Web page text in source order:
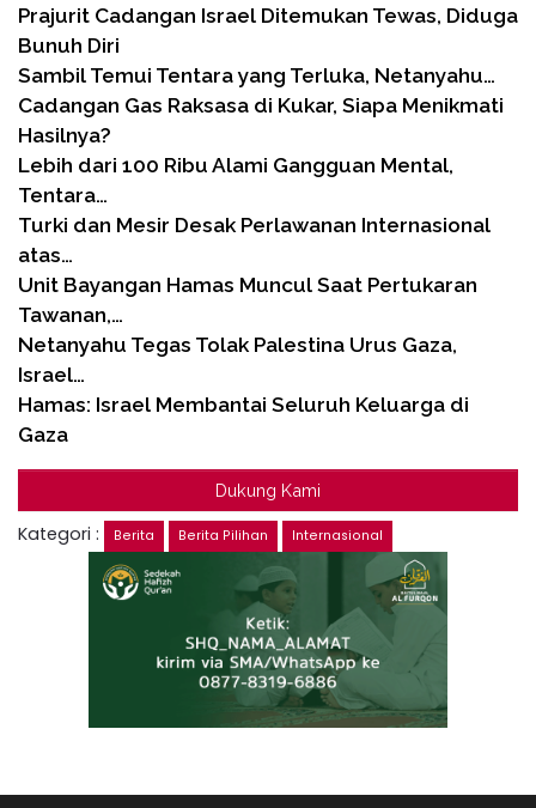
Prajurit Cadangan Israel Ditemukan Tewas, Diduga
Bunuh Diri
Sambil Temui Tentara yang Terluka, Netanyahu…
Cadangan Gas Raksasa di Kukar, Siapa Menikmati
Hasilnya?
Lebih dari 100 Ribu Alami Gangguan Mental,
Tentara…
Turki dan Mesir Desak Perlawanan Internasional
atas…
Unit Bayangan Hamas Muncul Saat Pertukaran
Tawanan,…
Netanyahu Tegas Tolak Palestina Urus Gaza,
Israel…
Hamas: Israel Membantai Seluruh Keluarga di
Gaza
Dukung Kami
Kategori : Berita Berita Pilihan Internasional